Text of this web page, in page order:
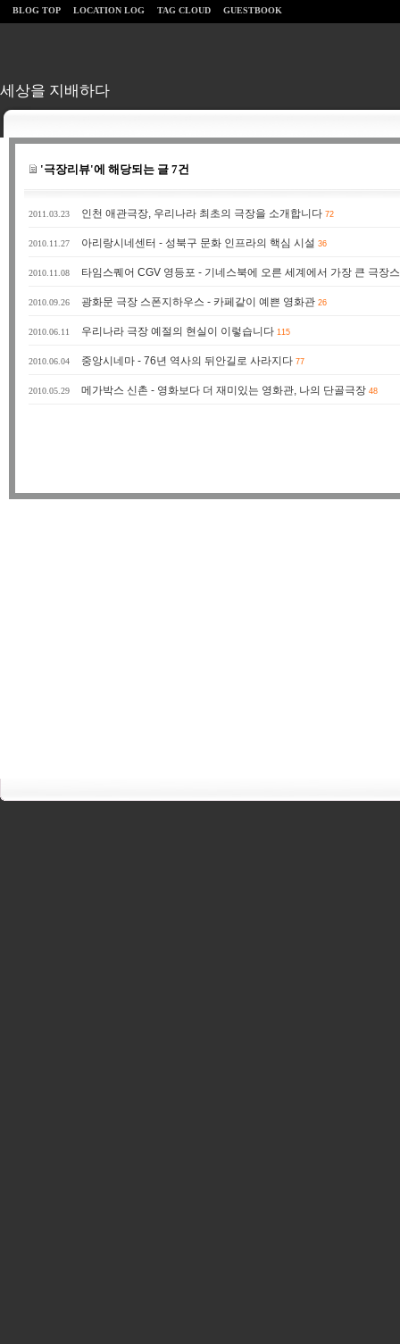
세상을 지배하다
BLOG TOP LOCATION LOG TAG CLOUD GUESTBOOK
'극장리뷰'에 해당되는 글 7건
2011.03.23 인천 애관극장, 우리나라 최초의 극장을 소개합니다 72
2010.11.27 아리랑시네센터 - 성북구 문화 인프라의 핵심 시설 36
2010.11.08 타임스퀘어 CGV 영등포 - 기네스북에 오른 세계에서 가장 큰 극장
2010.09.26 광화문 극장 스폰지하우스 - 카페같이 예쁜 영화관 26
2010.06.11 우리나라 극장 예절의 현실이 이렇습니다 115
2010.06.04 중앙시네마 - 76년 역사의 뒤안길로 사라지다 77
2010.05.29 메가박스 신촌 - 영화보다 더 재미있는 영화관, 나의 단골극장 48